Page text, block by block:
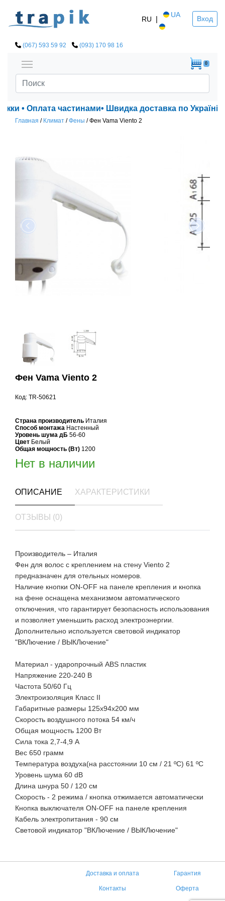
RU | UA Вход
(067) 593 59 92 (093) 170 98 16
0
• Оплата частинами• Швидка доставка по Україні!
Главная / Климат /Фены /Фен Vama Viento 2
Фен Vama Viento 2
Код: TR-50621
Страна производитель Италия
Способ монтажа Настенный
Уровень шума дБ 56-60
Цвет Белый
Общая мощность (Вт) 1200
Нет в наличии
ОПИСАНИЕ ХАРАКТЕРИСТИКИ
ОТЗЫВЫ (0)
Производитель – Италия
Фен для волос c креплением на стену Viento 2
предназначен для отельных номеров.
Наличие кнопки ON-OFF на панеле крепления и кнопка
на фене оснащена механизмом автоматического
отключения, что гарантирует безопасность использования
и позволяет уменьшить расход электроэнергии.
Дополнительно используется световой индикатор
"ВКЛючение / ВЫКЛючение"
Материал - ударопрочный ABS пластик
Напряжение 220-240 В
Частота 50/60 Гц
Электроизоляция Класс II
Габаритные размеры 125x94x200 мм
Скорость воздушного потока 54 км/ч
Общая мощность 1200 Вт
Сила тока 2,7-4,9 A
Вес 650 грамм
Температура воздуха(на расстоянии 10 см / 21 ºC) 61 ºC
Уровень шума 60 dB
Длина шнура 50 / 120 см
Скорость - 2 режима / кнопка отжимается автоматически
Кнопка выключателя ON-OFF на панеле крепления
Кабель электропитания - 90 см
Световой индикатор "ВКЛючение / ВЫКЛючение"
Доставка и оплата Гарантия
Контакты Оферта